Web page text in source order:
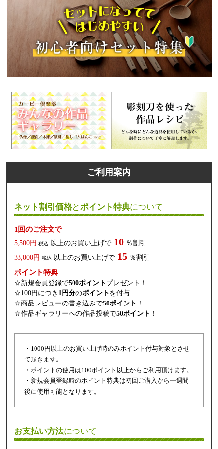
ご利用案内
ネット割引価格とポイント特典について
1回のご注文で
5,500円 税込 以上のお買い上げで 10 ％割引
33,000円 税込 以上のお買い上げで 15 ％割引
ポイント特典
☆新規会員登録で500ポイント プレゼント！
☆100円につき 1円分のポイント を付与
☆商品レビューの書き込みで50ポイント ！
☆作品ギャラリーへの作品投稿で50ポイント ！
・1000円以上のお買い上げ時のみポイント付与対象とさせ
て頂きます。
・ポイントの使用は100ポイント以上からご利用頂けます。
・新規会員登録時のポイント特典は初回ご購入から一週間
後に使用可能となります。
お支払い方法について